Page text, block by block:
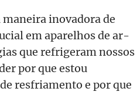
inovadora de
em aparelhos de ar-
que refrigeram nossos
por que estou
resfriamento e por que